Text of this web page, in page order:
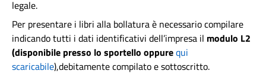
legale.
Per presentare i libri alla bollatura è necessario compilare
indicando tutti i dati identificativi dell’impresa il modulo L2
(disponibile presso lo sportello oppurequi
scaricabile),debitamente compilato e sottoscritto.